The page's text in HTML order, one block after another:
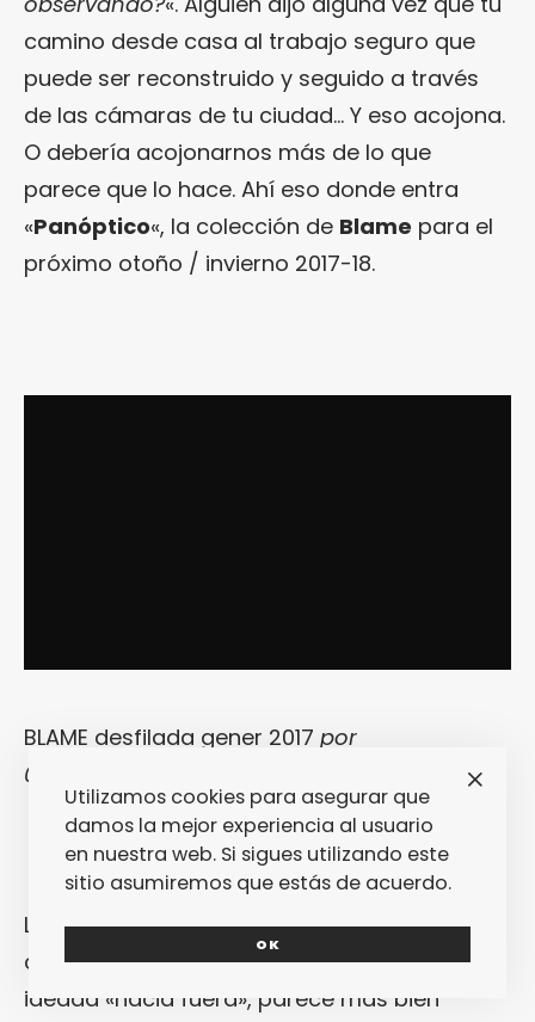
camino desde casa al trabajo seguro que
puede ser reconstruido y seguido a través
de las cámaras de tu ciudad… Y eso acojona.
O debería acojonarnos más de lo que
parece que lo hace. Ahí eso donde entra
«Panóptico«, la colección de Blame para el
próximo otoño / invierno 2017-18.
BLAME desfilada gener 2017 por
080barcelonafashion
Lo primero que llama la atención en esta
colección es cómo, en vez de haber sido
ideada «hacia fuera», parece más bien
Utilizamos cookies para asegurar que
damos la mejor experiencia al usuario
en nuestra web. Si sigues utilizando este
sitio asumiremos que estás de acuerdo.
OK